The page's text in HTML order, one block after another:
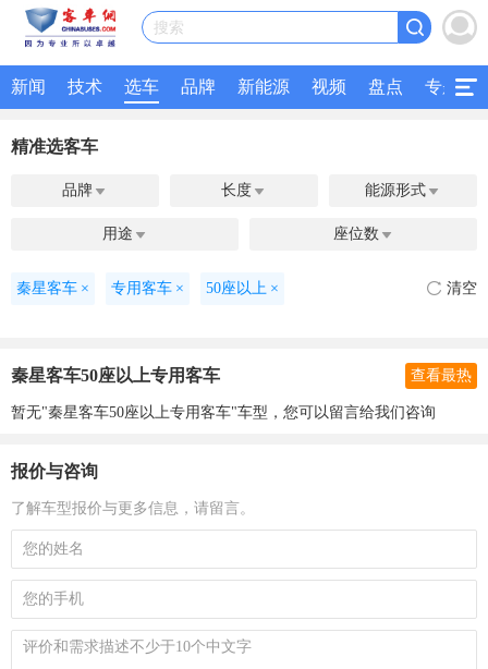
搜索
新闻 技术 选车 品牌 新能源 视频 盘点 专题
精准选客车
品牌  长度  能源形式 
用途  座位数 
秦星客车 × 专用客车 × 50座以上 × 清空
秦星客车50座以上专用客车 查看最热
暂无"秦星客车50座以上专用客车"车型，您可以留言给我们咨询
报价与咨询
了解车型报价与更多信息，请留言。